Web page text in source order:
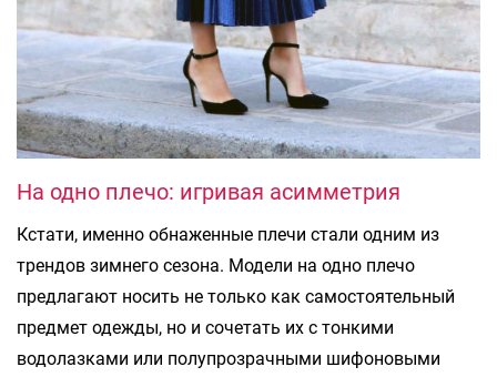
На одно плечо: игривая асимметрия
Кстати, именно обнаженные плечи стали одним из
трендов зимнего сезона. Модели на одно плечо
предлагают носить не только как самостоятельный
предмет одежды, но и сочетать их с тонкими
водолазками или полупрозрачными шифоновыми